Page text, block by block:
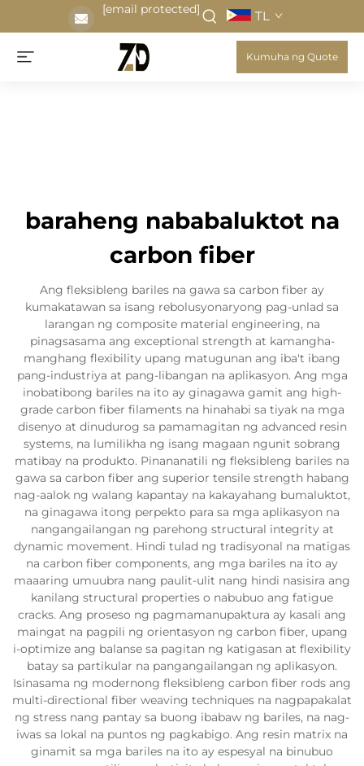
[email protected] TL
Kumuha ng Quote
baraheng nababaluktot na
carbon fiber
Ang fleksibleng bariles na gawa sa carbon fiber ay
kumakatawan sa isang rebolusyonaryong pag-unlad sa
larangan ng composite material engineering, na
pinagsasama ang exceptional strength at kamangha-
manghang flexibility upang matugunan ang iba't ibang
pang-industriya at pang-libangan na aplikasyon. Ang mga
inobatibong bariles na ito ay ginagawa gamit ang high-
grade carbon fiber filaments na hinahabi sa tiyak na mga
disenyo at dinudurog sa pamamagitan ng advanced resin
systems, na lumilikha ng isang magaan ngunit sobrang
matibay na produkto. Pinananatili ng fleksibleng bariles na
gawa sa carbon fiber ang superior tensile strength habang
nag-aalok ng walang kapantay na kakayahang bumaluktot,
na ginagawa itong perpekto para sa mga aplikasyon na
nangangailangan ng parehong structural integrity at
dynamic movement. Hindi tulad ng tradisyonal na matigas
na carbon fiber components, ang mga bariles na ito ay
maaaring umuubra nang paulit-ulit nang hindi nasisira ang
kanilang structural properties o nabubuo ang fatigue
cracks. Ang proseso ng pagmamanupaktura ay kasali ang
maingat na pagpili ng orientasyon ng carbon fiber, upang
i-optimize ang balanse sa pagitan ng katigasan at flexibility
batay sa partikular na pangangailangan ng aplikasyon.
Isinasama ng modernong fleksibleng carbon fiber rods ang
multi-directional fiber weaving techniques na nagpapakalat
ng stress nang pantay sa buong ibabaw ng bariles, na nag-
iwas sa lokal na puntos ng pagkabigo. Ang resin matrix na
ginamit sa mga bariles na ito ay espesyal na binubuo